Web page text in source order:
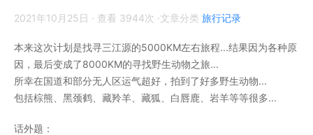
2021年10月25日 · 查看 3944次 ·文章分类 旅行记录
本来这次计划是找寻三江源的5000KM左右旅程...结果因为各种原
因，最后变成了8000KM的寻找野生动物之旅...
所幸在国道和部分无人区运气超好，拍到了好多野生动物...
包括棕熊、黑颈鹤、藏羚羊、藏狐、白唇鹿、岩羊等等很多...
话外题：